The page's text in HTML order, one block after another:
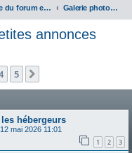
La vie du forum et du site Galerie photo, Annuaire et Petites annonces
annonces
5
hébergeurs
mai 2026 11:01
1 2 3